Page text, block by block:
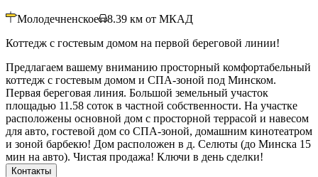
Молодечненское 8.39 км от МКАД
Коттедж с гостевым домом на первой береговой линии!
Предлагаем вашему вниманию просторный комфортабельный
коттедж с гостевым домом и СПА-зоной под Минском.
Первая береговая линия. Большой земельный участок
площадью 11.58 соток в частной собственности. На участке
расположены основной дом с просторной террасой и навесом
для авто, гостевой дом со СПА-зоной, домашним кинотеатром
и зоной барбекю! Дом расположен в д. Селюты (до Минска 15
мин на авто). Чистая продажа! Ключи в день сделки!
Контакты